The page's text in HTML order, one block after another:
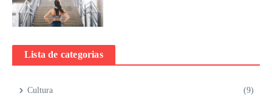
Lista de categorias
Cultura (9)